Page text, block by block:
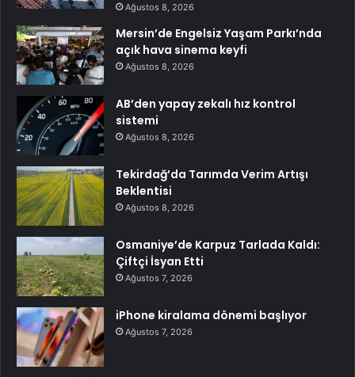
Ağustos 8, 2026
Mersin’de Engelsiz Yaşam Parkı’nda
açık hava sinema keyfi
Ağustos 8, 2026
AB’den yapay zekalı hız kontrol
sistemi
Ağustos 8, 2026
Tekirdağ’da Tarımda Verim Artışı
Beklentisi
Ağustos 8, 2026
Osmaniye’de Karpuz Tarlada Kaldı:
Çiftçi İsyan Etti
Ağustos 7, 2026
iPhone kiralama dönemi başlıyor
Ağustos 7, 2026